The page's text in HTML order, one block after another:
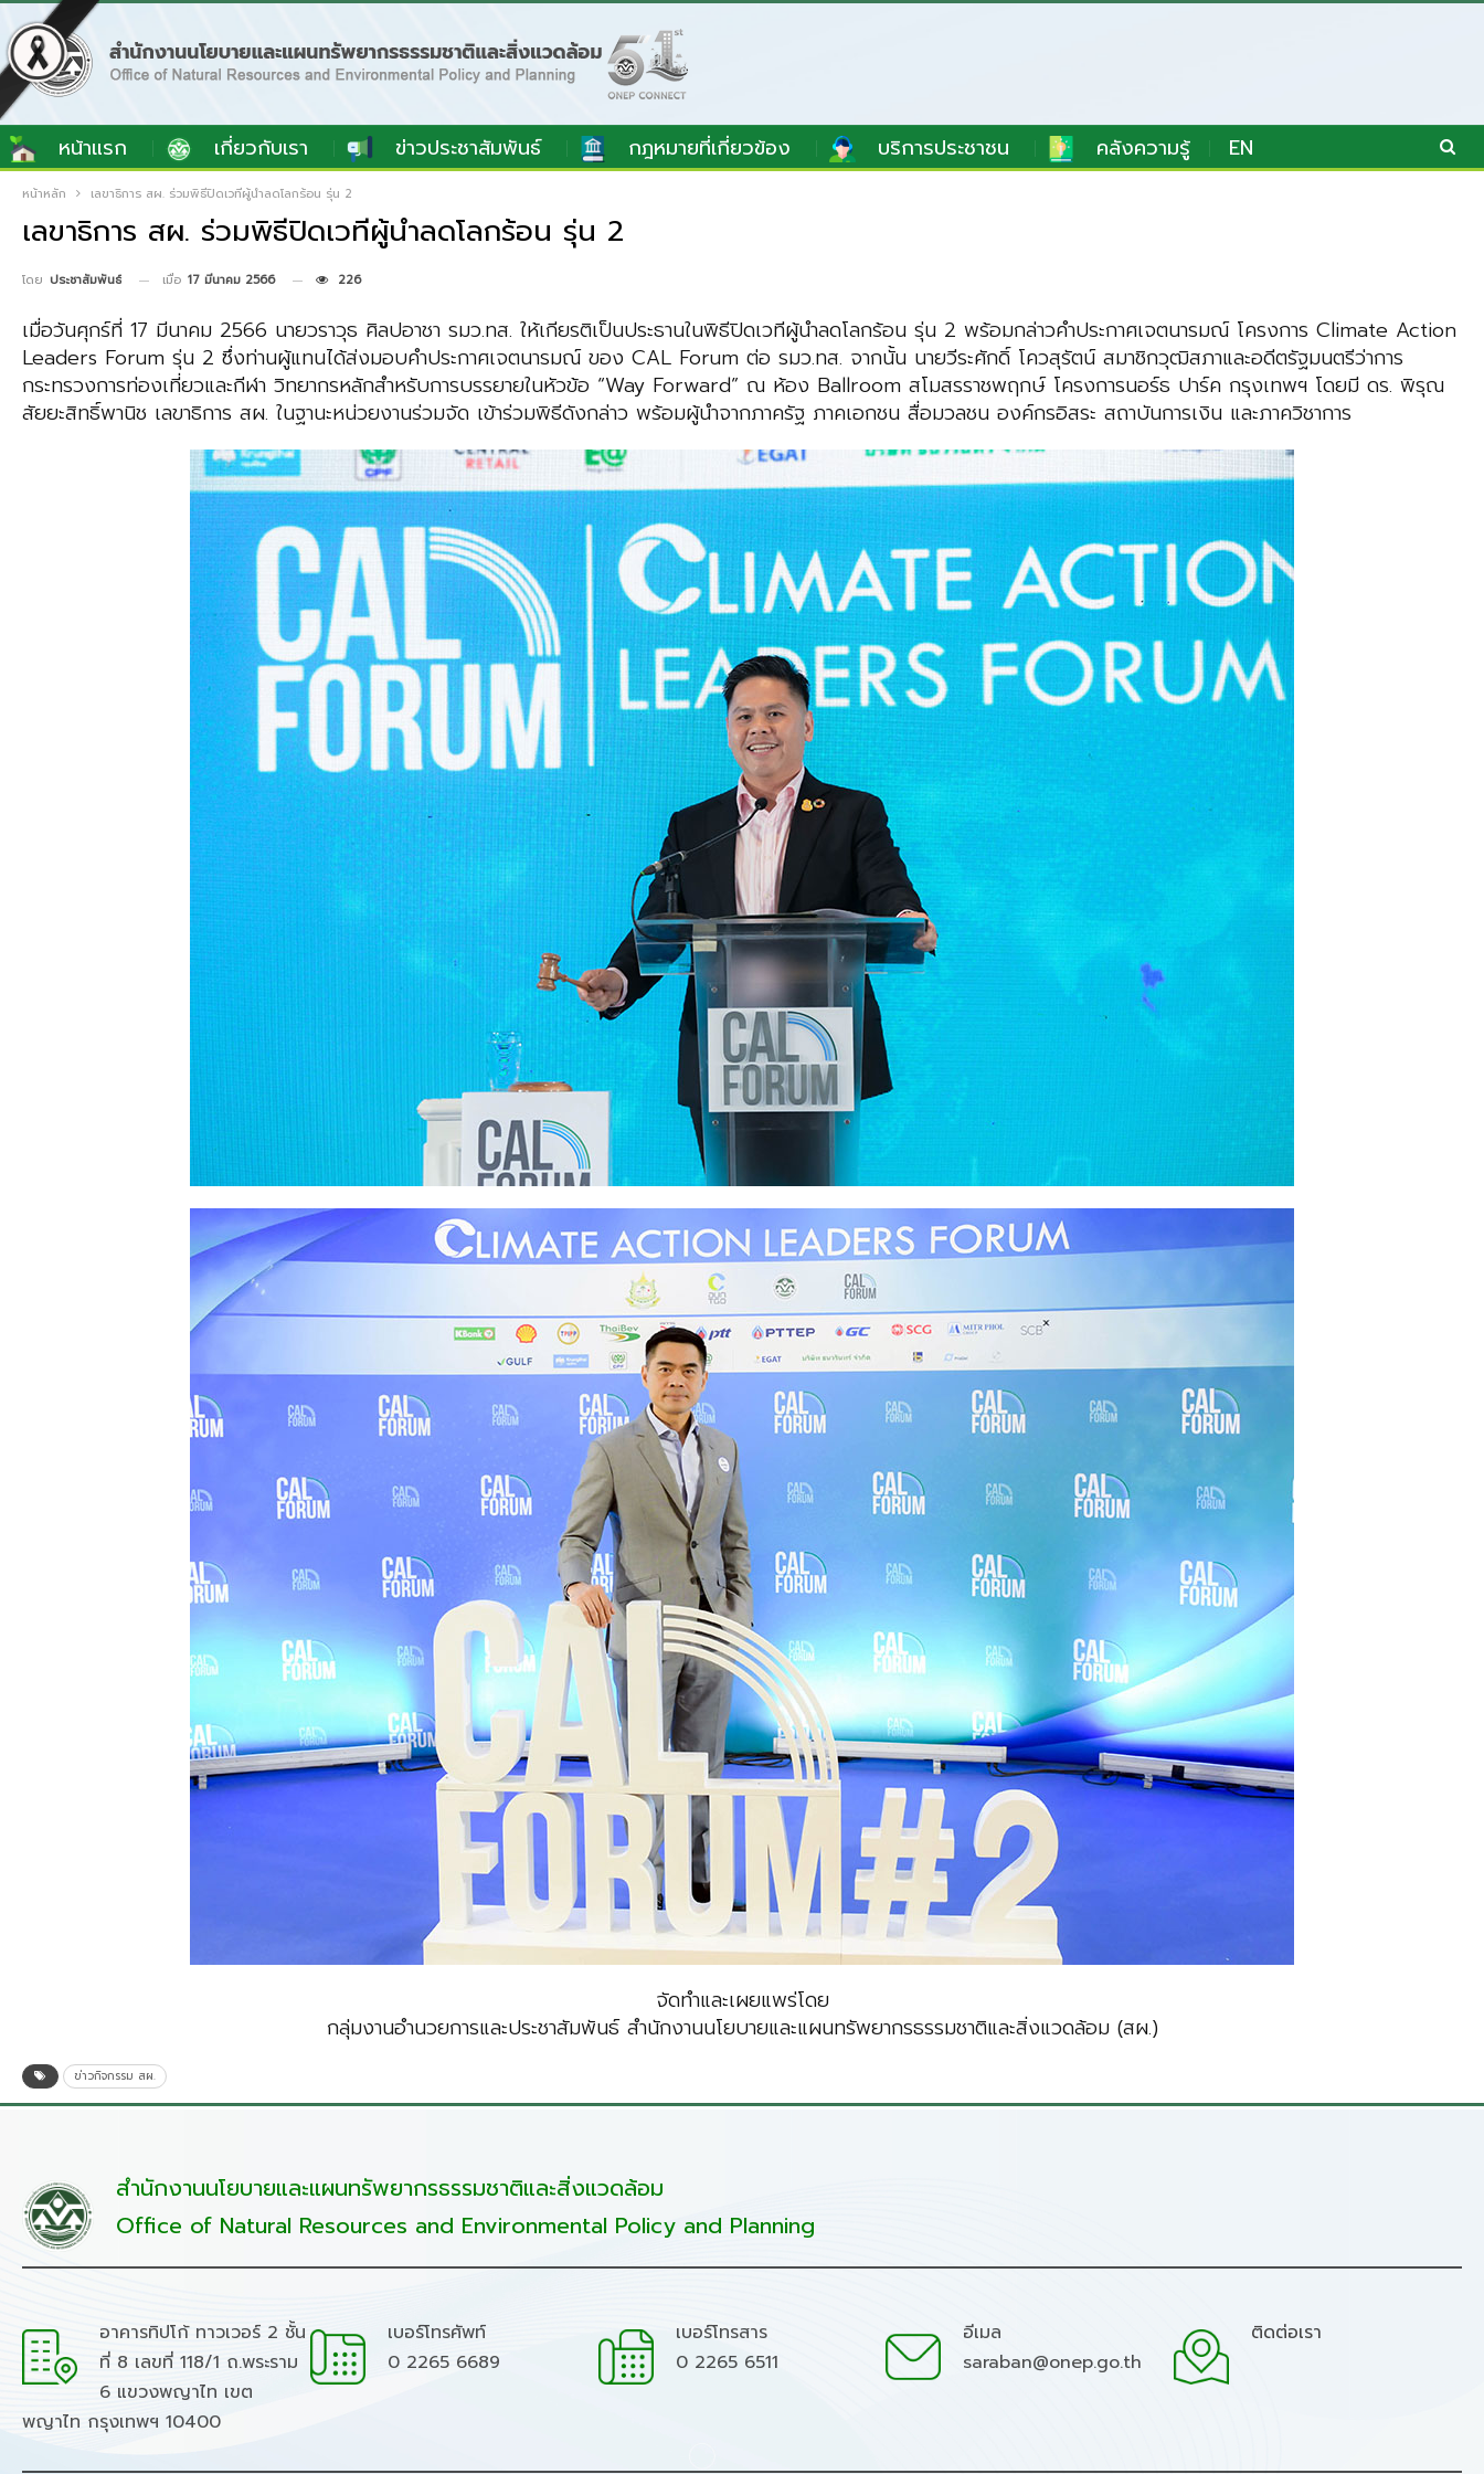
หน้าแรก เกี่ยวกับเรา ข่าวประชาสัมพันธ์ กฎหมายที่เกี่ยวข้อง บริการประชาชน คลังความรู้ EN
หน้าหลัก เลขาธิการ สผ. ร่วมพิธีปิดเวทีผู้นำลดโลกร้อน รุ่น 2
เลขาธิการ สผ. ร่วมพิธีปิดเวทีผู้นำลดโลกร้อน รุ่น 2
โดย ประชาสัมพันธ์ เมื่อ 17 มีนาคม 2566 226
เมื่อวันศุกร์ที่ 17 มีนาคม 2566 นายวราวุธ ศิลปอาชา รมว.ทส. ให้เกียรติเป็นประธานในพิธีปิดเวทีผู้นำลดโลกร้อน รุ่น 2 พร้อมกล่าวคำประกาศเจตนารมณ์ โครงการ Climate Action
Leaders Forum รุ่น 2 ซึ่งท่านผู้แทนได้ส่งมอบคำประกาศเจตนารมณ์ ของ CAL Forum ต่อ รมว.ทส. จากนั้น นายวีระศักดิ์ โควสุรัตน์ สมาชิกวุฒิสภาและอดีตรัฐมนตรีว่าการ
กระทรวงการท่องเที่ยวและกีฬา วิทยากรหลักสำหรับการบรรยายในหัวข้อ “Way Forward” ณ ห้อง Ballroom สโมสรราชพฤกษ์ โครงการนอร์ธ ปาร์ค กรุงเทพฯ โดยมี ดร. พิรุณ
สัยยะสิทธิ์พานิช เลขาธิการ สผ. ในฐานะหน่วยงานร่วมจัด เข้าร่วมพิธีดังกล่าว พร้อมผู้นำจากภาครัฐ ภาคเอกชน สื่อมวลชน องค์กรอิสระ สถาบันการเงิน และภาควิชาการ
จัดทำและเผยแพร่โดย
กลุ่มงานอำนวยการและประชาสัมพันธ์ สำนักงานนโยบายและแผนทรัพยากรธรรมชาติและสิ่งแวดล้อม (สผ.)
ข่าวกิจกรรม สผ.
สำนักงานนโยบายและแผนทรัพยากรธรรมชาติและสิ่งแวดล้อม
Office of Natural Resources and Environmental Policy and Planning
อาคารทิปโก้ ทาวเวอร์ 2 ชั้น
ที่ 8 เลขที่ 118/1 ถ.พระราม
6 แขวงพญาไท เขต
พญาไท กรุงเทพฯ 10400
เบอร์โทรศัพท์
0 2265 6689
เบอร์โทรสาร
0 2265 6511
อีเมล
saraban@onep.go.th
ติดต่อเรา